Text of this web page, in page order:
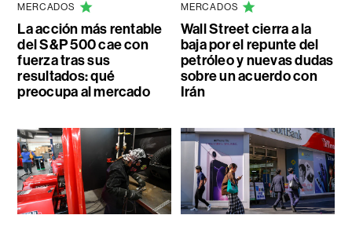
MERCADOS
La acción más rentable
del S&P 500 cae con
fuerza tras sus
resultados: qué
preocupa al mercado
MERCADOS
Wall Street cierra a la
baja por el repunte del
petróleo y nuevas dudas
sobre un acuerdo con
Irán